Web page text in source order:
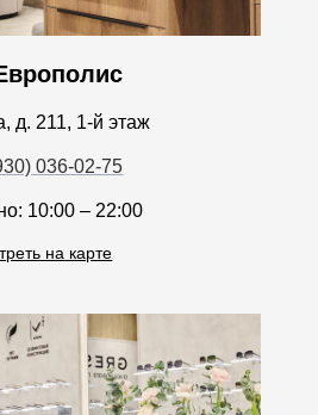
д. 211, 1-й этаж
036-02-75
10:00 – 22:00
на карте